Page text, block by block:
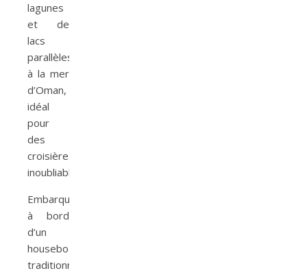
lagunes
et de
lacs
parallèles
à la mer
d’Oman,
idéal
pour
des
croisières
inoubliables.
Embarquez
à bord
d’un
houseboat
traditionnel